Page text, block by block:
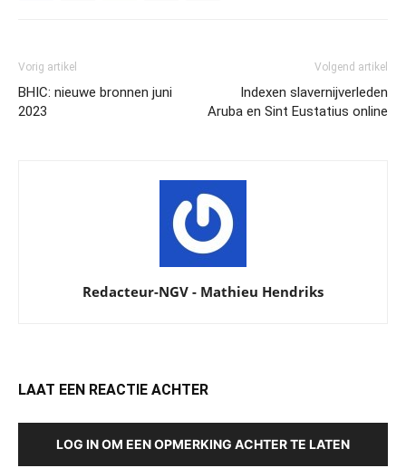
Vorig artikel
BHIC: nieuwe bronnen juni
2023
Volgend artikel
Indexen slavernijverleden
Aruba en Sint Eustatius online
Redacteur-NGV - Mathieu Hendriks
LAAT EEN REACTIE ACHTER
LOG IN OM EEN OPMERKING ACHTER TE LATEN